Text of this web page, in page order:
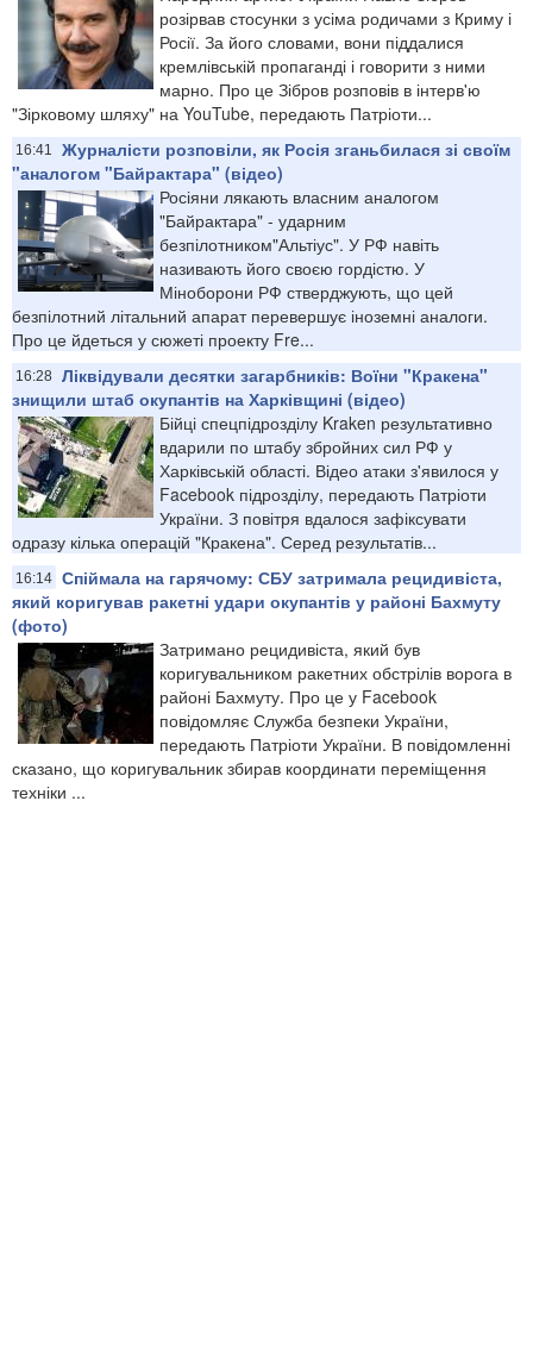
розірвав стосунки з усіма родичами з Криму і
Росії. За його словами, вони піддалися
кремлівській пропаганді і говорити з ними
марно. Про це Зібров розповів в інтерв'ю
"Зірковому шляху" на YouTube, передають Патріоти...
16:41
Журналісти розповіли, як Росія зганьбилася зі своїм
"аналогом "Байрактара" (відео)
Росіяни лякають власним аналогом
"Байрактара" - ударним
безпілотником"Альтіус". У РФ навіть
називають його своєю гордістю. У
Міноборони РФ стверджують, що цей
безпілотний літальний апарат перевершує іноземні аналоги.
Про це йдеться у сюжеті проекту Fre...
16:28 Ліквідували десятки загарбників: Воїни "Кракена"
знищили штаб окупантів на Харківщині (відео)
Бійці спецпідрозділу Kraken результативно
вдарили по штабу збройних сил РФ у
Харківській області. Відео атаки з'явилося у
Facebook підрозділу, передають Патріоти
України. З повітря вдалося зафіксувати
одразу кілька операцій "Кракена". Серед результатів...
16:14 Спіймала на гарячому: СБУ затримала рецидивіста,
який коригував ракетні удари окупантів у районі Бахмуту
(фото)
Затримано рецидивіста, який був
коригувальником ракетних обстрілів ворога в
районі Бахмуту. Про це у Facebook
повідомляє Служба безпеки України,
передають Патріоти України. В повідомленні
сказано, що коригувальник збирав координати переміщення
техніки ...